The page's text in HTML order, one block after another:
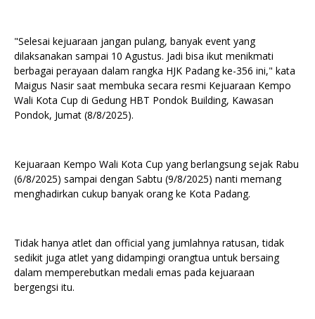
"Selesai kejuaraan jangan pulang, banyak event yang
dilaksanakan sampai 10 Agustus. Jadi bisa ikut menikmati
berbagai perayaan dalam rangka HJK Padang ke-356 ini," kata
Maigus Nasir saat membuka secara resmi Kejuaraan Kempo
Wali Kota Cup di Gedung HBT Pondok Building, Kawasan
Pondok, Jumat (8/8/2025).
Kejuaraan Kempo Wali Kota Cup yang berlangsung sejak Rabu
(6/8/2025) sampai dengan Sabtu (9/8/2025) nanti memang
menghadirkan cukup banyak orang ke Kota Padang.
Tidak hanya atlet dan official yang jumlahnya ratusan, tidak
sedikit juga atlet yang didampingi orangtua untuk bersaing
dalam memperebutkan medali emas pada kejuaraan
bergengsi itu.